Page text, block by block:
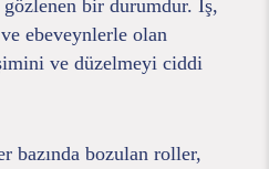
bir durumdur. İş,
ebeveynlerle olan
ve düzelmeyi ciddi
bazında bozulan roller,